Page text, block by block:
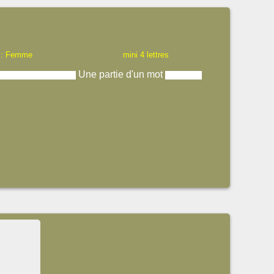
Femme mini 4 lettres
Une partie d'un mot